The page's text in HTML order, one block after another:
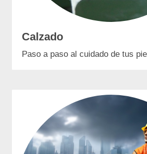
Calzado
Paso a paso al cuidado de tus